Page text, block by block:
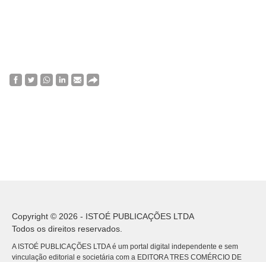
Copyright © 2026 - ISTOÉ PUBLICAÇÕES LTDA
Todos os direitos reservados.
A ISTOÉ PUBLICAÇÕES LTDA é um portal digital independente e sem
vinculação editorial e societária com a EDITORA TRES COMÉRCIO DE